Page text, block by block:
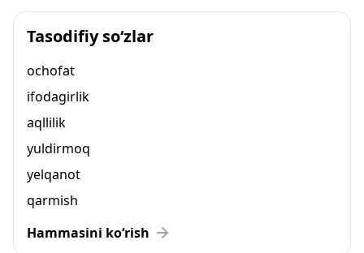
Tasodifiy so‘zlar
ochofat
ifodagirlik
aqllilik
yuldirmoq
yelqanot
qarmish
Hammasini ko‘rish